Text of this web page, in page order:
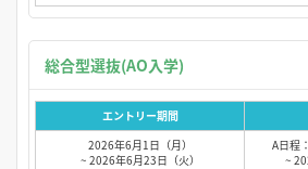
エントリー期間
2026年6月1日（月）
~ 2026年6月23日（火）
A日程
~